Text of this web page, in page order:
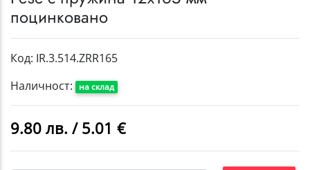
поцинковано
Код: IR.3.514.ZRR165
Наличност: на склад
9.80 лв. / 5.01 €